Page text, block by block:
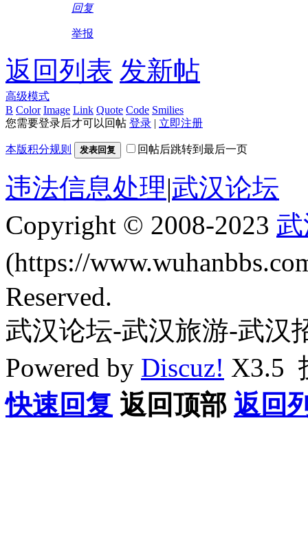
回复
举报
返回列表 发新帖
高级模式
B Color Image Link Quote Code Smilies
您需要登录后才可以回帖 登录 | 立即注册
本版积分规则 发表回复 回帖后跳转到最后一页
违法信息处理|武汉论坛
Copyright © 2008-2023
(https://
Reserved.
武汉论坛-武汉旅游-武汉
Powered by Discuz! X3.5
快速回复 返回顶部 返回